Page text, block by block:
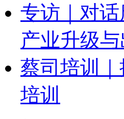
专访｜对
产业升级
蔡司培训
培训